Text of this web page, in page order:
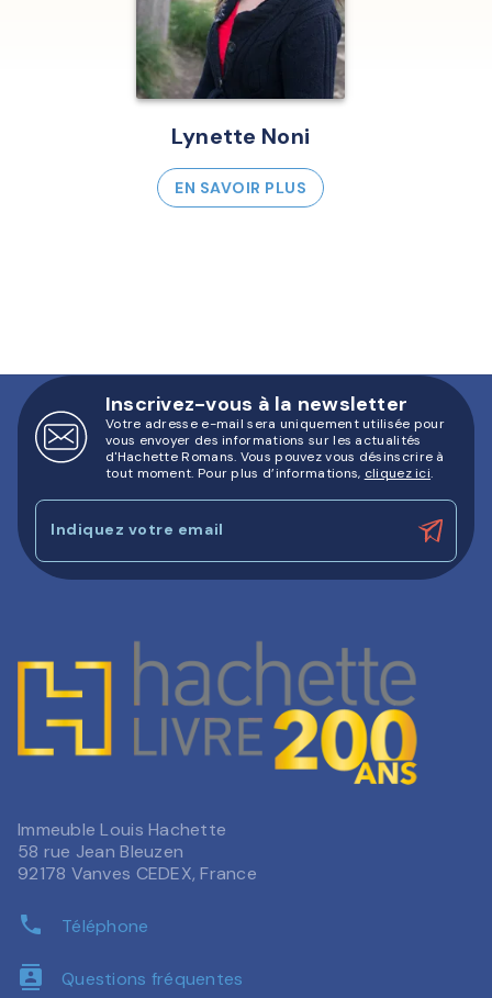
Lynette Noni
EN SAVOIR PLUS
Inscrivez-vous à la newsletter
Votre adresse e-mail sera uniquement utilisée pour
vous envoyer des informations sur les actualités
d'Hachette Romans. Vous pouvez vous désinscrire à
tout moment. Pour plus d’informations, cliquez ici.
Indiquez votre email
Immeuble Louis Hachette
58 rue Jean Bleuzen
92178 Vanves CEDEX, France
phone Téléphone
contacts Questions fréquentes